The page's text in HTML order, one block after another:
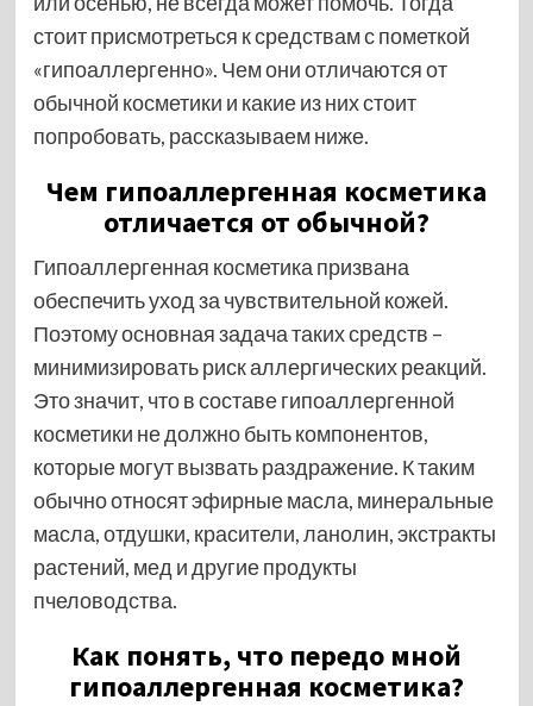
стоит присмотреться к средствам с пометкой
«гипоаллергенно». Чем они отличаются от
обычной косметики и какие из них стоит
попробовать, рассказываем ниже.
Чем гипоаллергенная косметика
отличается от обычной?
Гипоаллергенная косметика призвана
обеспечить уход за чувствительной кожей.
Поэтому основная задача таких средств –
минимизировать риск аллергических реакций.
Это значит, что в составе гипоаллергенной
косметики не должно быть компонентов,
которые могут вызвать раздражение. К таким
обычно относят эфирные масла, минеральные
масла, отдушки, красители, ланолин, экстракты
растений, мед и другие продукты
пчеловодства.
Как понять, что передо мной
гипоаллергенная косметика?